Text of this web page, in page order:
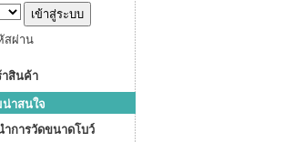
สผ่าน
าสินค้า
าสนใจ
ำการวัดขนาดโบว์